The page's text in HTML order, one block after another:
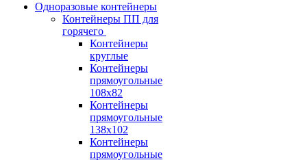
Одноразовые контейнеры
Контейнеры ПП для
горячего
Контейнеры
круглые
Контейнеры
прямоугольные
108х82
Контейнеры
прямоугольные
138х102
Контейнеры
прямоугольные